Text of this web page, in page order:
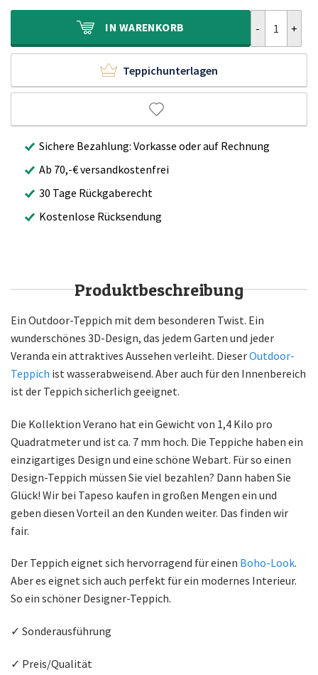
IN WARENKORB
Teppichunterlagen
Sichere Bezahlung: Vorkasse oder auf Rechnung
Ab 70,-€ versandkostenfrei
30 Tage Rückgaberecht
Kostenlose Rücksendung
Produktbeschreibung
Ein Outdoor-Teppich mit dem besonderen Twist. Ein
wunderschönes 3D-Design, das jedem Garten und jeder
Veranda ein attraktives Aussehen verleiht. DieserOutdoor-
Teppich ist wasserabweisend. Aber auch für den Innenbereich
ist der Teppich sicherlich geeignet.
Die Kollektion Verano hat ein Gewicht von 1,4 Kilo pro
Quadratmeter und ist ca. 7 mm hoch. Die Teppiche haben ein
einzigartiges Design und eine schöne Webart. Für so einen
Design-Teppich müssen Sie viel bezahlen? Dann haben Sie
Glück! Wir bei Tapeso kaufen in großen Mengen ein und
geben diesen Vorteil an den Kunden weiter. Das finden wir
fair.
Der Teppich eignet sich hervorragend für einen Boho-Look.
Aber es eignet sich auch perfekt für ein modernes Interieur.
So ein schöner Designer-Teppich.
✓ Sonderausführung
✓ Preis/Qualität